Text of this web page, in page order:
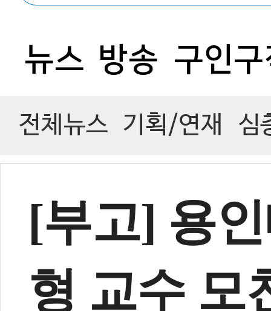
뉴스 방송 구인
전체뉴스 기획/연재 심
[부고] 용
형 교수 모